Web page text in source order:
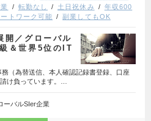
転勤なし 土日祝休み
年収600
ートワーク可能 副業してもOK
開／グローバル
＆世界5位のIT
務（為替送信、本人確認記録書登録、口座
け負っています。…
ーバルSIer企業